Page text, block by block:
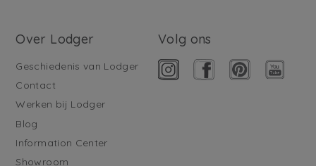
Over Lodger
Geschiedenis van Lodger
Contact
Werken bij Lodger
Blog
Information Center
Showroom
Volg ons